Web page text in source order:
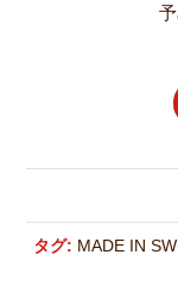
タグ: MADE IN